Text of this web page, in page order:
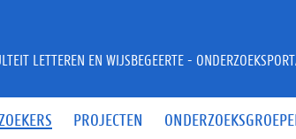
PROJECTEN
LETTEREN EN WIJSBEGEERTE -